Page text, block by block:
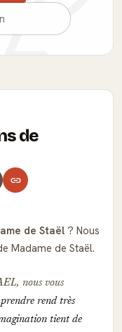
de
de Staël ? Nous
Madame de Staël.
, nous vous
rend très
tient de